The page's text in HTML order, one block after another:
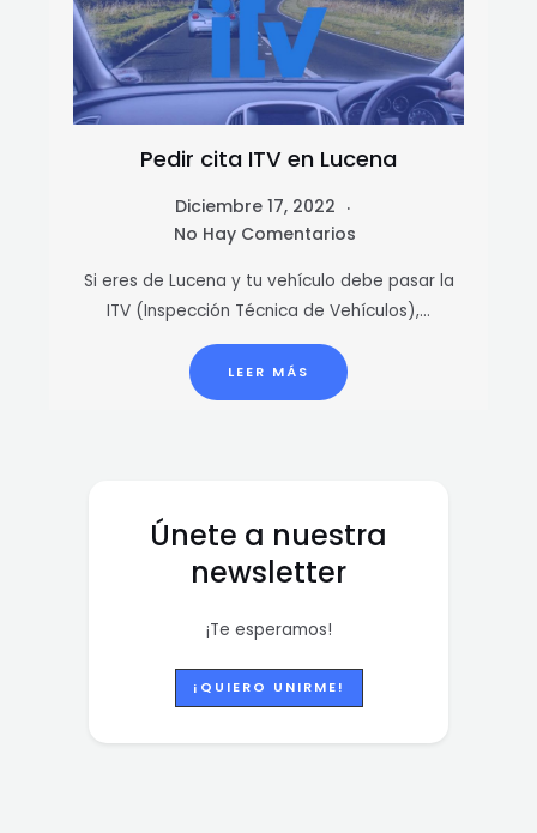
Pedir cita ITV en Lucena
Diciembre 17, 2022
No Hay Comentarios
Si eres de Lucena y tu vehículo debe pasar la
ITV (Inspección Técnica de Vehículos),…
LEER MÁS
Únete a nuestra
newsletter
¡Te esperamos!
¡QUIERO UNIRME!